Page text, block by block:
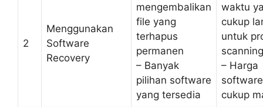
2
Menggunakan
Software
Recovery
mengembalikan
file yang
terhapus
permanen
– Banyak
pilihan software
yang tersedia
waktu
cukup
untuk
scanning
– Harga
cukup